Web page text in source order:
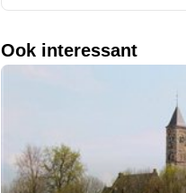
Ook interessant